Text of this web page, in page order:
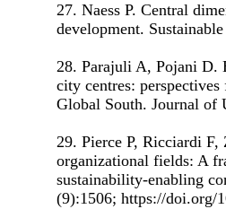
27. Naess P. Central
development.
28. Parajuli A, Pojani D.
city centres:
Global South. Journal of
29. Pierce P, Ricciardi
organizational fields: A
sustainability-enabling
(9):1506; https://doi.org/